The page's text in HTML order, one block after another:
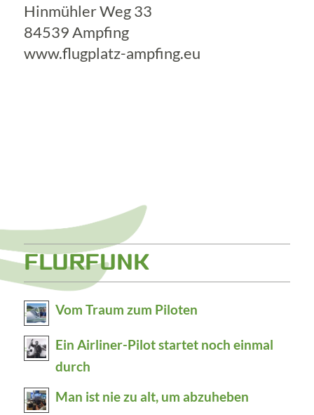
Hinmühler Weg 33
84539 Ampfing
www.flugplatz-ampfing.eu
FLURFUNK
Vom Traum zum Piloten
Ein Airliner-Pilot startet noch einmal
durch
Man ist nie zu alt, um abzuheben